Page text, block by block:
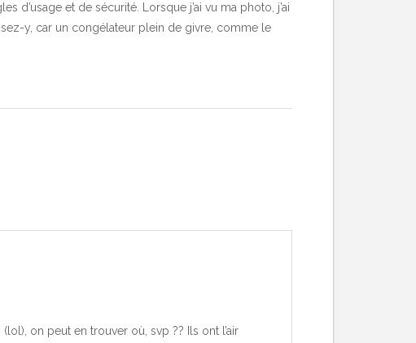
d’usage et de sécurité. Lorsque j’ai vu ma photo, j’ai
y, car un congélateur plein de givre, comme le
on peut en trouver où, svp ?? Ils ont l’air